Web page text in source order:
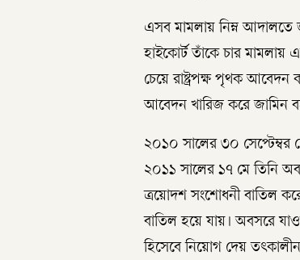
এসব মামলায় নিম্ন আদালতে
হাইকোর্ট তাঁকে চার মামলায়
চেয়ে রাষ্ট্রপক্ষ পৃথক
আবেদন খারিজ করে জামিন
২০১০ সালের ৩০ সেপ্টেম্বর
২০১১ সালের ১৭ মে তিনি
ত্রয়োদশ সংশোধনী বাতিল করে
বাতিল হয়ে যায়। অবসরে
হিসেবে নিয়োগ দেয়